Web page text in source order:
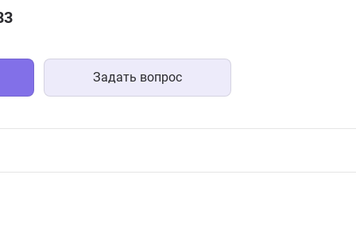
Задать вопрос